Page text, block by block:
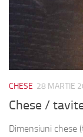
CHESE 28 MARTIE
Chese /
Dimensiuni chese